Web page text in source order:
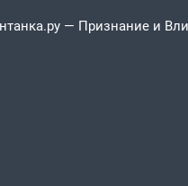
— Признание и